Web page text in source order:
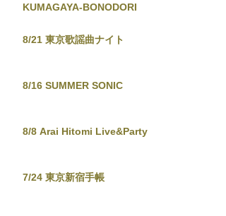
KUMAGAYA-BONODORI
8/21 東京歌謡曲ナイト
8/16 SUMMER SONIC
8/8 Arai Hitomi Live&Party
7/24 東京新宿手帳